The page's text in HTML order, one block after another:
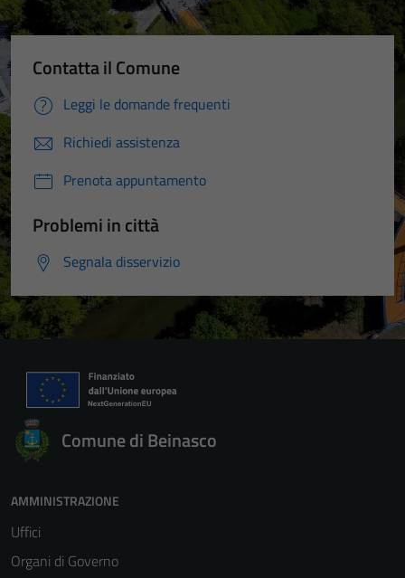
Contatta il Comune
Leggi le domande frequenti
Richiedi assistenza
Prenota appuntamento
Problemi in città
Segnala disservizio
Comune di Beinasco
AMMINISTRAZIONE
Uffici
Organi di Governo